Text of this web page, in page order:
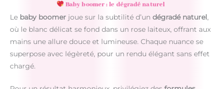
Baby boomer : le dégradé naturel
Le baby boomer joue sur la subtilité d’un dégradé naturel,
où le blanc délicat se fond dans un rose laiteux, offrant aux
mains une allure douce et lumineuse. Chaque nuance se
superpose avec légèreté, pour un rendu élégant sans effet
chargé.